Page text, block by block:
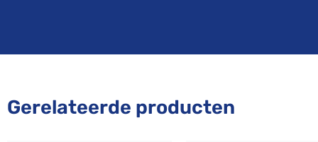
Gerelateerde producten